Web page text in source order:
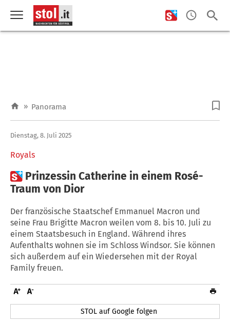
» Panorama
Royals
Dienstag, 8. Juli 2025
 Prinzessin Catherine in einem Rosé-
Traum von Dior
Der französische Staatschef Emmanuel Macron und
seine Frau Brigitte Macron weilen vom 8. bis 10. Juli zu
einem Staatsbesuch in England. Während ihres
Aufenthalts wohnen sie im Schloss Windsor. Sie können
sich außerdem auf ein Wiedersehen mit der Royal
Family freuen.
STOL auf Google folgen